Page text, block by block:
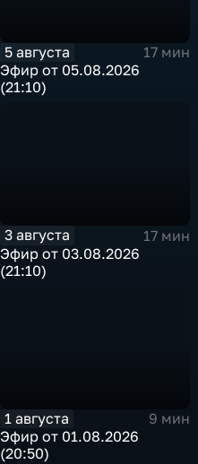
5 августа
17 мин
Эфир от 05.08.2026
(21:10)
3 августа
17 мин
Эфир от 03.08.2026
(21:10)
1 августа
9 мин
Эфир от 01.08.2026
(20:50)